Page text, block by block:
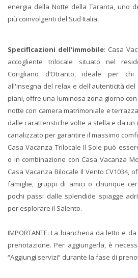
energia della Notte della Taranta, uno
più coinvolgenti del Sud Italia.
Specificazioni dell'immobile: Casa
accogliente trilocale situato nel
Corigliano d’Otranto, ideale per
all'insegna del relax e dell'autenticità
piani, offre una luminosa zona giorno
notte con camera matrimoniale e
dalle caratteristiche volte a stella e da
canalizzato per garantire il massimo
Casa Vacanza Trilocale Il Sole può
o in combinazione con Casa Vacanza
Casa Vacanza Bilocale Il Vento CV1034,
famiglie, gruppi di amici o chiunque
pochi passi dalle splendide spiagge
per esplorare il Salento.
IMPORTANTE: La biancheria da letto e
prenotazione. Per aggiungerla, è
“Aggiungi servizi” durante la fase di